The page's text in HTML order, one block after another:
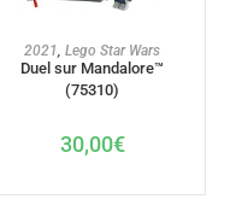
AJOUTER AU PANIER
2021, Lego Star Wars
Duel sur Mandalore™
(75310)
30,00€